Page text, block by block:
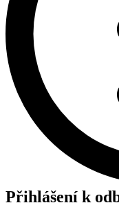
Přihlášení k